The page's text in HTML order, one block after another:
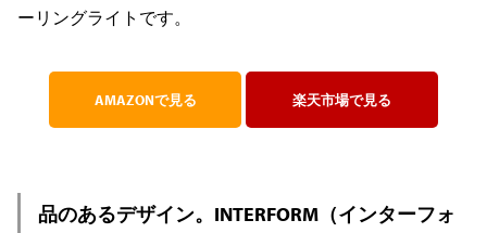
ーリングライトです。
AMAZONで見る 楽天市場で見る
品のあるデザイン。INTERFORM（インターフォ